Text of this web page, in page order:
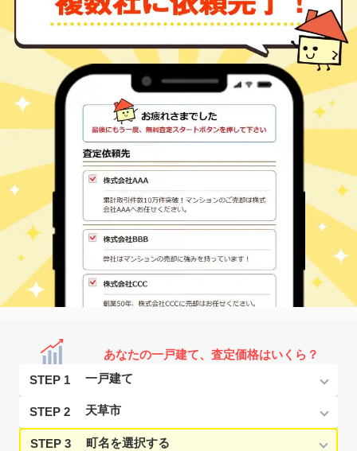
あなたの一戸建て、査定価格はいくら？
STEP 1
STEP 2
STEP 3